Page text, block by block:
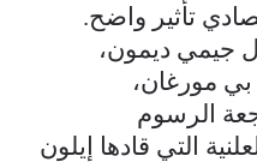
تأثير واضح.
جيمي ديمون،
بي مورغان،
الرسوم
التي قادها إيلون